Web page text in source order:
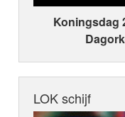
Koningsdag
LOK schijf